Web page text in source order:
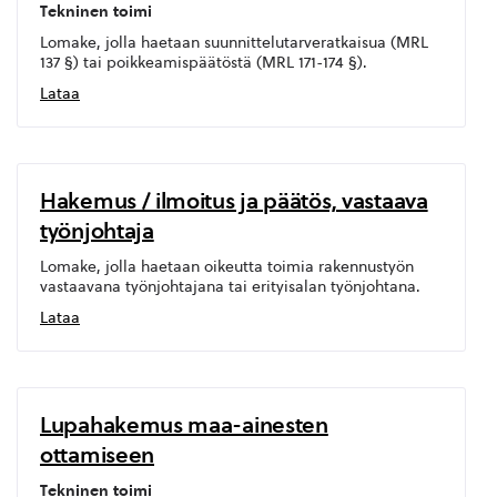
Tekninen toimi
Lomake, jolla haetaan suunnittelutarveratkaisua (MRL
137 §) tai poikkeamispäätöstä (MRL 171-174 §).
Lataa
Hakemus / ilmoitus ja päätös, vastaava
työnjohtaja
Lomake, jolla haetaan oikeutta toimia rakennustyön
vastaavana työnjohtajana tai erityisalan työnjohtana.
Lataa
Lupahakemus maa-ainesten
ottamiseen
Tekninen toimi